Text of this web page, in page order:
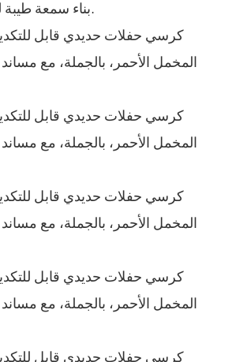
بناء سمعة طيبة لعملائنا في السوق.